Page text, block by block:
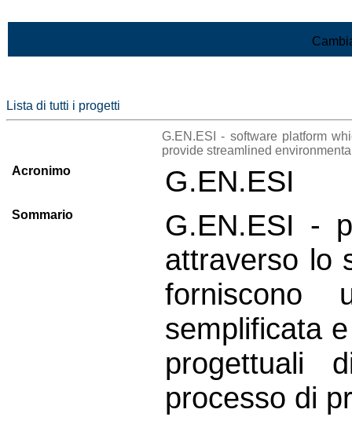
Lista di tutti i progetti
G.EN.ESI - software platform
provide streamlined
Acronimo
G.EN.ESI
Sommario
G.EN.ESI -
attraverso lo
forniscono
semplificata
progettuali
processo di